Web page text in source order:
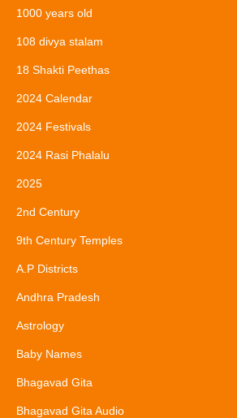
1000 years old
108 divya stalam
18 Shakti Peethas
2024 Calendar
2024 Festivals
2024 Rasi Phalalu
2025
2nd Century
9th Century Temples
A.P Districts
Andhra Pradesh
Astrology
Baby Names
Bhagavad Gita
Bhagavad Gita Audio